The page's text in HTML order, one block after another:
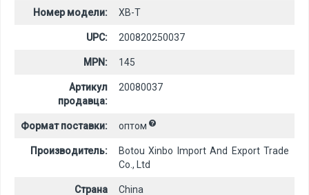
Номер модели: XB-T
UPC: 200820250037
MPN: 145
Артикул
продавца:
20080037
Формат поставки: оптом
Производитель:
Botou Xinbo Import And Export Trade
Co., Ltd
Страна
China